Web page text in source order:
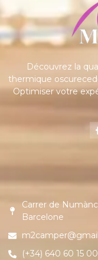
Découvrez la
thermique
Optimiser votre
Carrer de
Barcelone
(+34) 640 60 15 00